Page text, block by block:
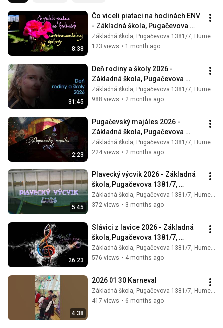
8:38
Čo videli piataci na hodinách ENV
- Základná škola, Pugačevova
1381/7, Humenné
Základná škola, Pugačevova 1381/7, Humenné
123 views • 1 month ago
31:45
Deň rodiny a školy 2026 -
Základná škola, Pugačevova
1381/7, Humenné
Základná škola, Pugačevova 1381/7, Humenné
988 views • 2 months ago
2:23
Pugačevský majáles 2026 -
Základná škola, Pugačevova
1381/7, Humenné
Základná škola, Pugačevova 1381/7, Humenné
224 views • 2 months ago
5:45
Plavecký výcvik 2026 - Základná
škola, Pugačevova 1381/7,
Humenné
Základná škola, Pugačevova 1381/7, Humenné
372 views • 3 months ago
26:23
Slávici z lavice 2026 - Základná
škola, Pugačevova 1381/7,
Humenné
Základná škola, Pugačevova 1381/7, Humenné
576 views • 4 months ago
4:38
2026 01 30 Karneval
Základná škola, Pugačevova 1381/7, Humenné
417 views • 6 months ago